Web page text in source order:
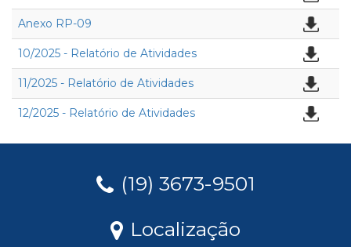
Anexo RP-09
10/2025 - Relatório de Atividades
11/2025 - Relatório de Atividades
12/2025 - Relatório de Atividades
(19) 3673-9501
Localização